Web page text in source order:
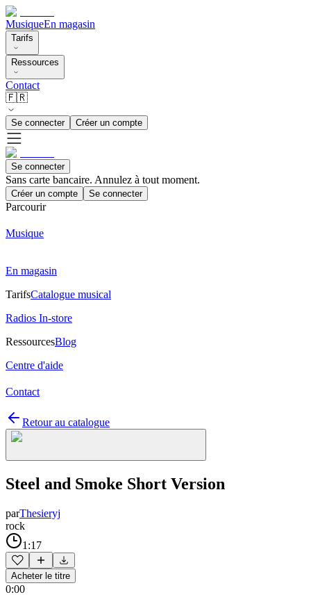
MusiqueEn magasin
Tarifs
Ressources
Contact
🇫🇷
Se connecter Créer un compte
Se connecter
Sans carte bancaire. Annulez à tout moment.
Créer un compte Se connecter
Parcourir
Musique
En magasin
TarifsCatalogue musical
Radios In-store
RessourcesBlog
Centre d'aide
Contact
Retour au catalogue
Steel and Smoke Short Version
parThesieryj
rock
1:17
Acheter le titre
0:00